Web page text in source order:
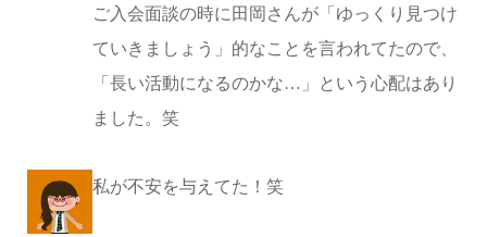
ご入会面談の時に田岡さんが「ゆっくり見つけ
ていきましょう」的なことを言われてたので、
「長い活動になるのかな…」という心配はあり
ました。笑
私が不安を与えてた！笑